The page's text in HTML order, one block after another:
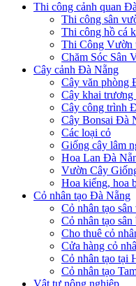
Thi công cảnh quan
Thi công sân
Thi công hồ cá
Thi Công Vườn
Chăm Sóc Sân
Cây cảnh Đà Nẵng
Cây văn phòng
Cây khai
Cây công trình
Cây Bonsai Đà
Các loại cỏ
Giống cây lâm
Hoa Lan Đà
Vườn Cây
Hoa kiểng, hoa
Cỏ nhân tạo Đà Nẵng
Cỏ nhân tạo
Cỏ nhân tạo sân
Cho thuê cỏ
Cửa hàng cỏ
Cỏ nhân tạo tại
Cỏ nhân tạo
Vật tư nông nghiệp